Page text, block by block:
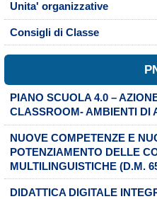
Unita' organizzative
Consigli di Classe
PIANO SCUOLA 4.0 –
CLASSROOM- AMBIENTI DI
NUOVE COMPETENZE E
POTENZIAMENTO DELLE
MULTILINGUISTICHE (D.M.
DIDATTICA DIGITALE